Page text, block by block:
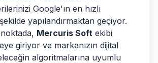
Google'ın en hızlı
yapılandırmaktan geçiyor.
Mercuris Soft ekibi
giriyor ve markanızın dijital
algoritmalarına uyumlu